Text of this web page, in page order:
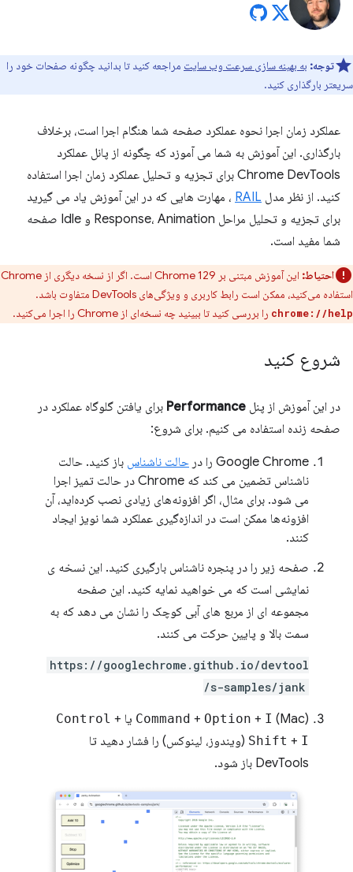
توجه: به بهینه سازی سرعت وب سایت مراجعه کنید تا بدانید چگونه صفحات خود را
سریعتر بارگذاری کنید.
عملکرد زمان اجرا نحوه عملکرد صفحه شما هنگام اجرا است، برخلاف
بارگذاری. این آموزش به شما می آموزد که چگونه از پانل عملکرد
Chrome DevTools برای تجزیه و تحلیل عملکرد زمان اجرا استفاده
کنید. از نظر مدل RAIL ، مهارت هایی که در این آموزش یاد می گیرید
برای تجزیه و تحلیل مراحل Response، Animation و Idle صفحه
شما مفید است.
احتیاط:
این آموزش مبتنی بر Chrome 129 است. اگر از نسخه دیگری از Chrome
استفاده می‌کنید، ممکن است رابط کاربری و ویژگی‌های DevTools متفاوت باشد.
chrome://help را بررسی کنید تا ببینید چه نسخه‌ای از Chrome را اجرا می‌کنید.
شروع کنید
در این آموزش از پنل Performance برای یافتن گلوگاه عملکرد در
صفحه زنده استفاده می کنیم. برای شروع:
Google Chrome را در حالت ناشناس باز کنید. حالت
ناشناس تضمین می کند که Chrome در حالت تمیز اجرا
می شود. برای مثال، اگر افزونه‌های زیادی نصب کرده‌اید، آن
افزونه‌ها ممکن است در اندازه‌گیری عملکرد شما نویز ایجاد
کنند.
صفحه زیر را در پنجره ناشناس بارگیری کنید. این نسخه ی
نمایشی است که می خواهید نمایه کنید. این صفحه
مجموعه ای از مربع های آبی کوچک را نشان می دهد که به
سمت بالا و پایین حرکت می کنند.
https://googlechrome.github.io/devtool
s-samples/jank/
Command + Option + I (Mac) یا Control +
Shift + I
(ویندوز، لینوکس) را فشار دهید تا
DevTools باز شود.